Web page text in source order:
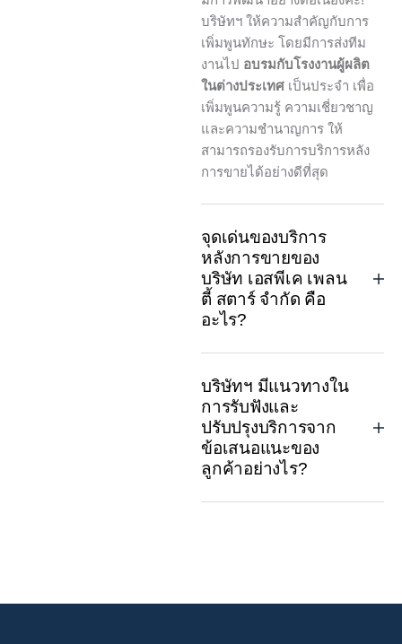
บริษัทฯ ให้ความสำคัญกับการ
เพิ่มพูนทักษะ โดยมีการส่งทีม
งานไป อบรมกับโรงงานผู้ผลิต
ในต่างประเทศ เป็นประจำ เพื่อ
เพิ่มพูนความรู้ ความเชี่ยวชาญ
และความชำนาญการ ให้
สามารถรองรับการบริการหลัง
การขายได้อย่างดีที่สุด
จุดเด่นของบริการ
หลังการขายของ
บริษัท เอสพีเค เพลน
ตี้ สตาร์ จำกัด คือ
อะไร?
บริษัทฯ มีแนวทางใน
การรับฟังและ
ปรับปรุงบริการจาก
ข้อเสนอแนะของ
ลูกค้าอย่างไร?